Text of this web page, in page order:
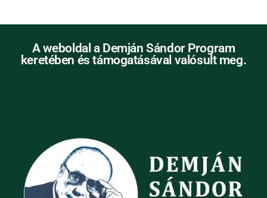
A weboldal a Demján Sándor Program
keretében és támogatásával valósult meg.